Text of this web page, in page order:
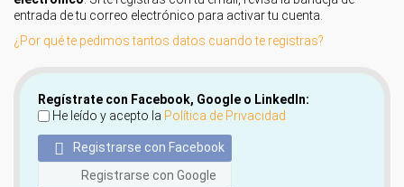
entrada de tu correo electrónico para activar tu cuenta.
¿Por qué te pedimos tantos datos cuando te registras?
Regístrate con Facebook, Google o LinkedIn:
He leído y acepto la Política de Privacidad
Registrarse con Facebook
Registrarse con Google